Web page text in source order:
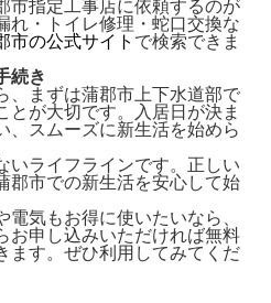
市指定工事店に依頼するのが
れ・トイレ修理・蛇口交換な
市の公式サイト で検索できま
続き
、まずは蒲郡市上下水道部で
とが大切です。入居日が決ま
、スムーズに新生活を始めら
いライフラインです。正しい
郡市での新生活を安心して始
電気もお得に使いたいなら、
お申し込みいただければ無料
ます。ぜひ利用してみてくだ